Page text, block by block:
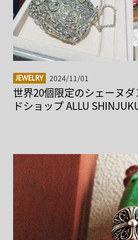
JEWELRY 2024/11/01
世界20個限定のシェーヌ
ドショップ ALLU